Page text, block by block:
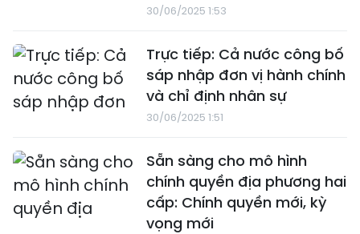
30/06/2025 1:53
Trực tiếp: Cả nước công bố
sáp nhập đơn vị hành chính
và chỉ định nhân sự
30/06/2025 1:51
Sẵn sàng cho mô hình
chính quyền địa phương hai
cấp: Chính quyền mới, kỳ
vọng mới